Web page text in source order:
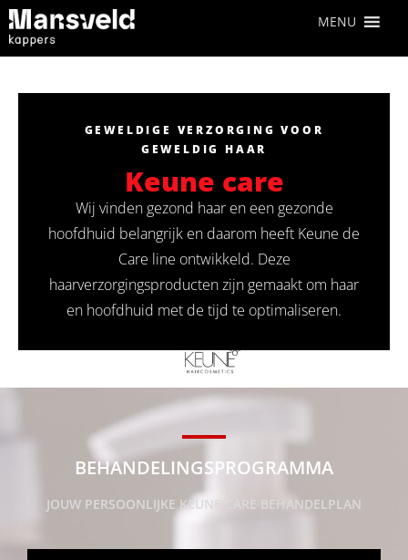
MENU
GEWELDIGE VERZORGING VOOR
GEWELDIG HAAR
Keune care
Wij vinden gezond haar en een gezonde
hoofdhuid belangrijk en daarom heeft Keune de
Care line ontwikkeld. Deze
haarverzorgingsproducten zijn gemaakt om haar
en hoofdhuid met de tijd te optimaliseren.
BEHANDELINGSPROGRAMMA
JOUW PERSOONLIJKE KEUNE CARE BEHANDELPLAN